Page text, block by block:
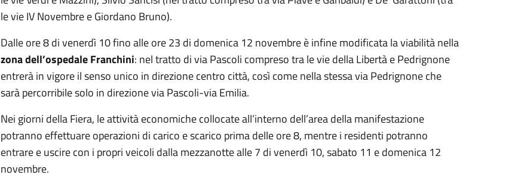
le vie IV Novembre e Giordano Bruno).
Dalle ore 8 di venerdì 10 fino alle ore 23 di domenica 12 novembre è infine modificata la viabilità nella
zona dell’ospedale Franchini: nel tratto di via Pascoli compreso tra le vie della Libertà e Pedrignone
entrerà in vigore il senso unico in direzione centro città, così come nella stessa via Pedrignone che
sarà percorribile solo in direzione via Pascoli-via Emilia.
Nei giorni della Fiera, le attività economiche collocate all’interno dell’area della manifestazione
potranno effettuare operazioni di carico e scarico prima delle ore 8, mentre i residenti potranno
entrare e uscire con i propri veicoli dalla mezzanotte alle 7 di venerdì 10, sabato 11 e domenica 12
novembre.